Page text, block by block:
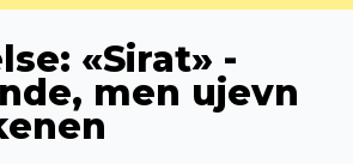
«Sirat» -
men ujevn